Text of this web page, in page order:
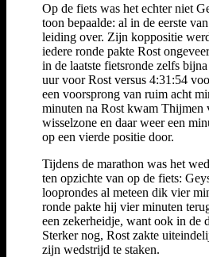
Op de fiets was het echter niet
toon bepaalde: al in de eerste
leiding over. Zijn koppositie
iedere ronde pakte Rost
in de laatste fietsronde zelfs
uur voor Rost versus 4:31:54
een voorsprong van ruim acht
minuten na Rost kwam Thijmen
wisselzone en daar weer een
op een vierde positie door.
Tijdens de marathon was het
ten opzichte van op de fiets:
looprondes al meteen dik vier
ronde pakte hij vier minuten
een zekerheidje, want ook in de
Sterker nog, Rost zakte
zijn wedstrijd te staken.